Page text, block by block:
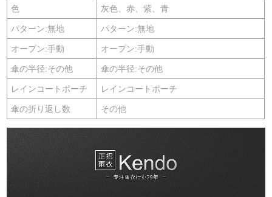
色 灰色、赤、紫、青
パターン:無地 パターン:無地
オープン:手動 オープン:手動
傘の半径:その他 傘の半径:その他
レインコートポーチ レインコートポーチ
傘の折り返し数 その他